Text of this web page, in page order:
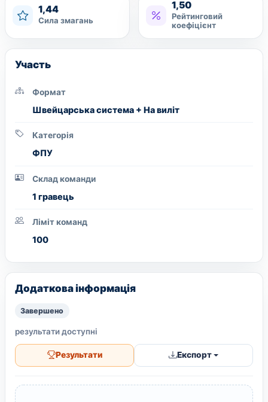
1,44
Сила змагань
1,50
Рейтинговий
коефіцієнт
Участь
Формат
Швейцарська система + На виліт
Категорія
ФПУ
Склад команди
1 гравець
Ліміт команд
100
Додаткова інформація
Завершено
результати доступні
Результати Експорт